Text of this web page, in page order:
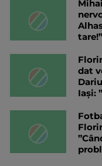
tare!”
dat
Iași: